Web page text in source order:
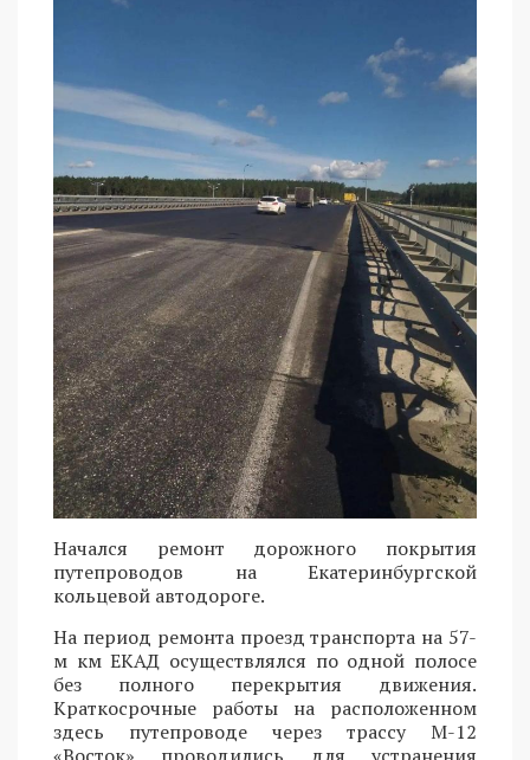
Начался ремонт дорожного покрытия
путепроводов на Екатеринбургской
кольцевой автодороге.
На период ремонта проезд транспорта на 57-
м км ЕКАД осуществлялся по одной полосе
без полного перекрытия движения.
Краткосрочные работы на расположенном
здесь путепроводе через трассу М-12